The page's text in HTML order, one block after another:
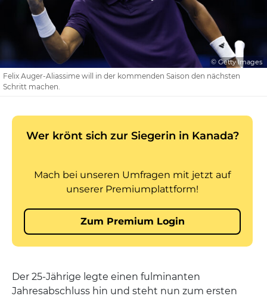
© Getty Images
Felix Auger-Aliassime will in der kommenden Saison den nächsten
Schritt machen.
Der 25-Jährige legte einen fulminanten
Jahresabschluss hin und steht nun zum ersten